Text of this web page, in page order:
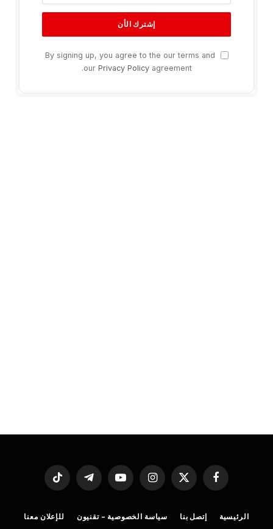
By signing up, you agree to the our terms and
our Privacy Policyagreement.
فيسبوك
X
الانستغراميوتيوب تيلقرام تيكتوك
الرئيسية إتصل بنا سياسة الخصوصية – تقنيون للإعلان معنا